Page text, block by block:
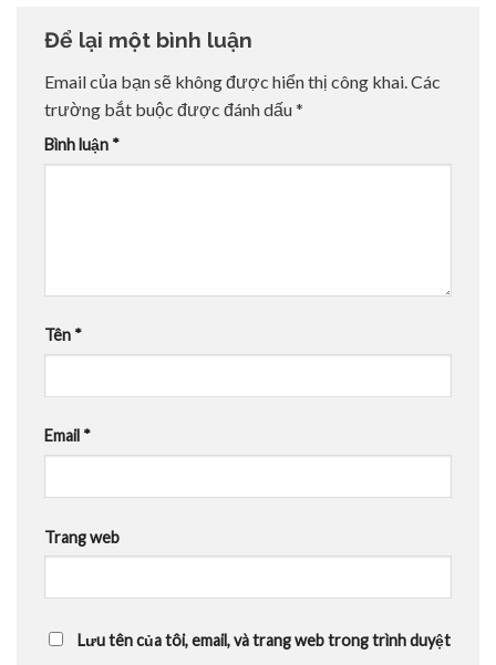
Để lại một bình luận
Email của bạn sẽ không được hiển thị công khai.Các
trường bắt buộc được đánh dấu*
Bình luận *
Tên *
Email *
Trang web
Lưu tên của tôi, email, và trang web trong trình duyệt